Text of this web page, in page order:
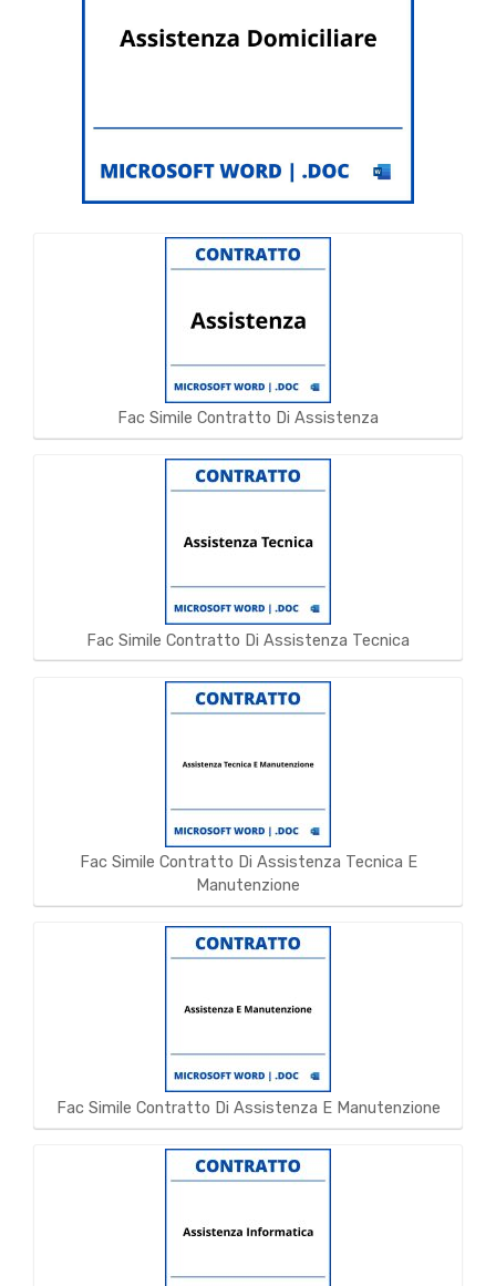
Fac Simile Contratto Di Assistenza
Fac Simile Contratto Di Assistenza Tecnica
Fac Simile Contratto Di Assistenza Tecnica E
Manutenzione
Fac Simile Contratto Di Assistenza E Manutenzione